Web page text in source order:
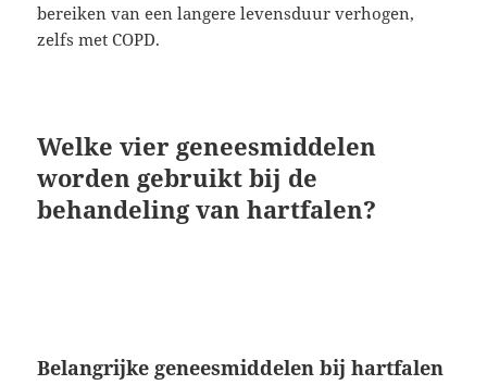
bereiken van een langere levensduur verhogen,
zelfs met COPD.
Welke vier geneesmiddelen
worden gebruikt bij de
behandeling van hartfalen?
Belangrijke geneesmiddelen bij hartfalen